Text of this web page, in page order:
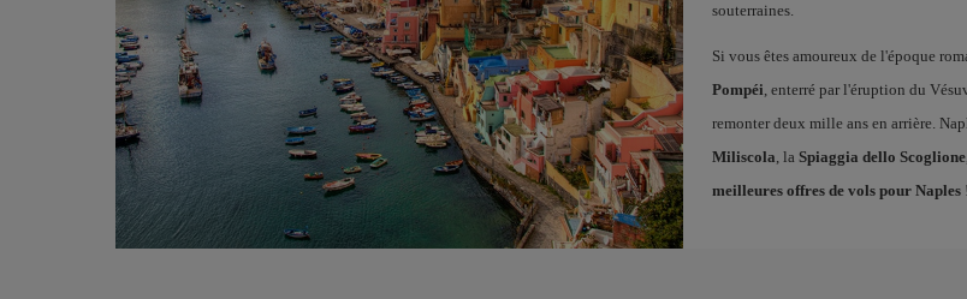
souterraines.
Si vous êtes amoureux de l'époque
Pompéi, enterré par l'éruption du
remonter deux mille ans en arrière.
Miliscola, la Spiaggia dello Scoglione
meilleures offres de vols pour Naples!